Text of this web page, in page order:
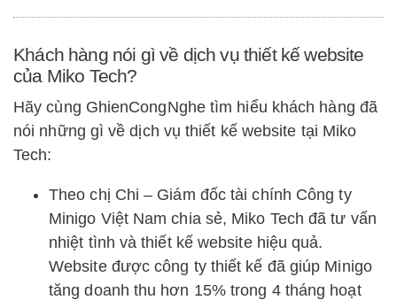
Khách hàng nói gì về dịch vụ thiết kế website
của Miko Tech?
Hãy cùng GhienCongNghe tìm hiểu khách hàng đã
nói những gì về dịch vụ thiết kế website tại Miko
Tech:
Theo chị Chi – Giám đốc tài chính Công ty
Minigo Việt Nam chia sẻ, Miko Tech đã tư vấn
nhiệt tình và thiết kế website hiệu quả.
Website được công ty thiết kế đã giúp Minigo
tăng doanh thu hơn 15% trong 4 tháng hoạt